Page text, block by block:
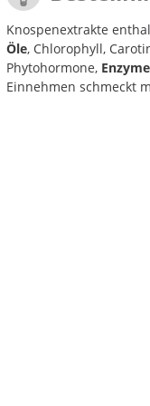
Knospenextrakte
Öle, Chlorophyll,
Phytohormone, Enzyme
Einnehmen schmeckt